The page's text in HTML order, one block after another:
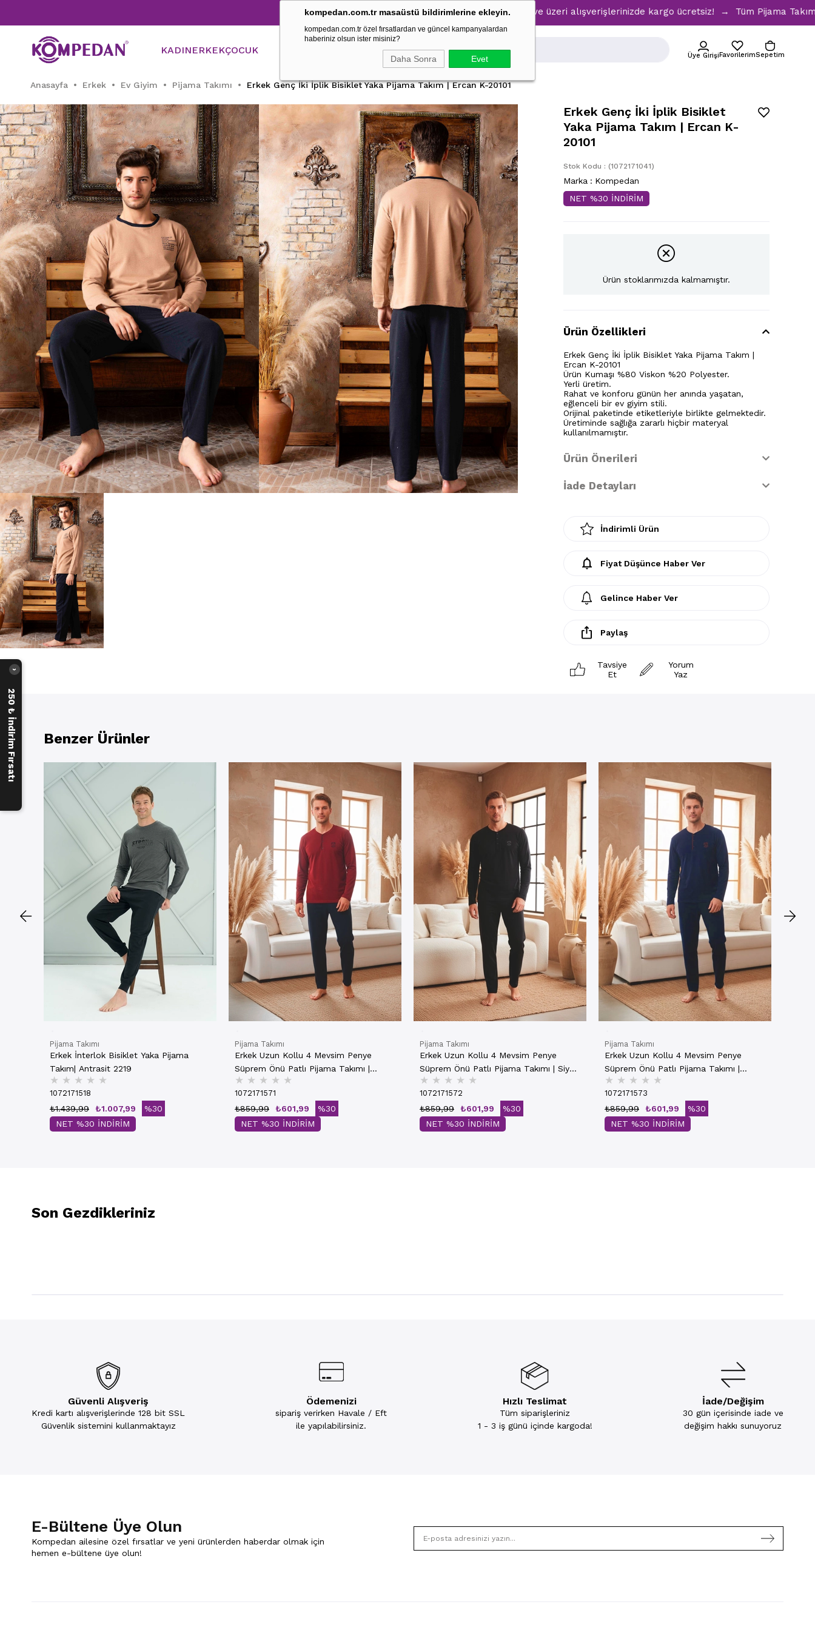
kompedan.com.tr masaüstü bildirimlerine ekleyin.
kompedan.com.tr özel fırsatlardan ve güncel kampanyalardan
haberiniz olsun ister misiniz?
Daha Sonra Evet
Tüm Pijama Takımlarında %30 İndirim → 1500 TL ve üzeri alışverişlerinizde kargo ücretsiz! → Tüm Pijama
KADINERKEKÇOCUK Üye GirişiFavorilerimSepetim
Anasayfa Erkek Ev Giyim Pijama Takımı Erkek Genç İki İplik Bisiklet Yaka Pijama Takım | Ercan K-20101
Erkek Genç İki İplik Bisiklet
Yaka Pijama Takım | Ercan K-
20101
Stok Kodu (1072171041)
Marka : Kompedan
NET %30 İNDİRİM
Ürün stoklarımızda kalmamıştır.
Ürün Özellikleri
Erkek Genç İki İplik Bisiklet Yaka Pijama Takım |
Ercan K-20101
Ürün Kumaşı %80 Viskon %20 Polyester.
Yerli üretim.
Rahat ve konforu günün her anında yaşatan,
eğlenceli bir ev giyim stili.
Orijinal paketinde etiketleriyle birlikte gelmektedir.
Üretiminde sağlığa zararlı hiçbir materyal
kullanılmamıştır.
Ürün Önerileri
İade Detayları
İndirimli Ürün
Fiyat Düşünce Haber Ver
Gelince Haber Ver
Paylaş
Tavsiye
Et
Yorum
Yaz
Benzer Ürünler
Pijama Takımı
Erkek İnterlok Bisiklet Yaka Pijama
Takım| Antrasit 2219
★ ★ ★ ★ ★
1072171518
₺1.007,99
₺1.439,99
%30
NET %30 İNDİRİM
Pijama Takımı
Erkek Uzun Kollu 4 Mevsim Penye
Süprem Önü Patlı Pijama Takımı |
Bordo 800
★ ★ ★ ★ ★
1072171571
₺601,99
₺859,99
%30
NET %30 İNDİRİM
Pijama Takımı
Erkek Uzun Kollu 4 Mevsim Penye
Süprem Önü Patlı Pijama Takımı | Siyah
801
★ ★ ★ ★ ★
1072171572
₺601,99
₺859,99
%30
NET %30 İNDİRİM
Pijama Takımı
Erkek Uzun Kollu 4 Mevsim Penye
Süprem Önü Patlı Pijama Takımı |
Lacivert 802
★ ★ ★ ★ ★
1072171573
₺601,99
₺859,99
%30
NET %30 İNDİRİM
Son Gezdikleriniz
Güvenli Alışveriş
Kredi kartı alışverişlerinde 128 bit SSL
Güvenlik sistemini kullanmaktayız
Ödemenizi
sipariş verirken Havale / Eft
ile yapılabilirsiniz.
Hızlı Teslimat
Tüm siparişleriniz
1 - 3 iş günü içinde kargoda!
İade/Değişim
30 gün içerisinde iade ve
değişim hakkı sunuyoruz
E-Bültene Üye Olun
Kompedan ailesine özel fırsatlar ve yeni ürünlerden haberdar olmak için
hemen e-bültene üye olun!
250 ₺ İndirim Fırsatı
›